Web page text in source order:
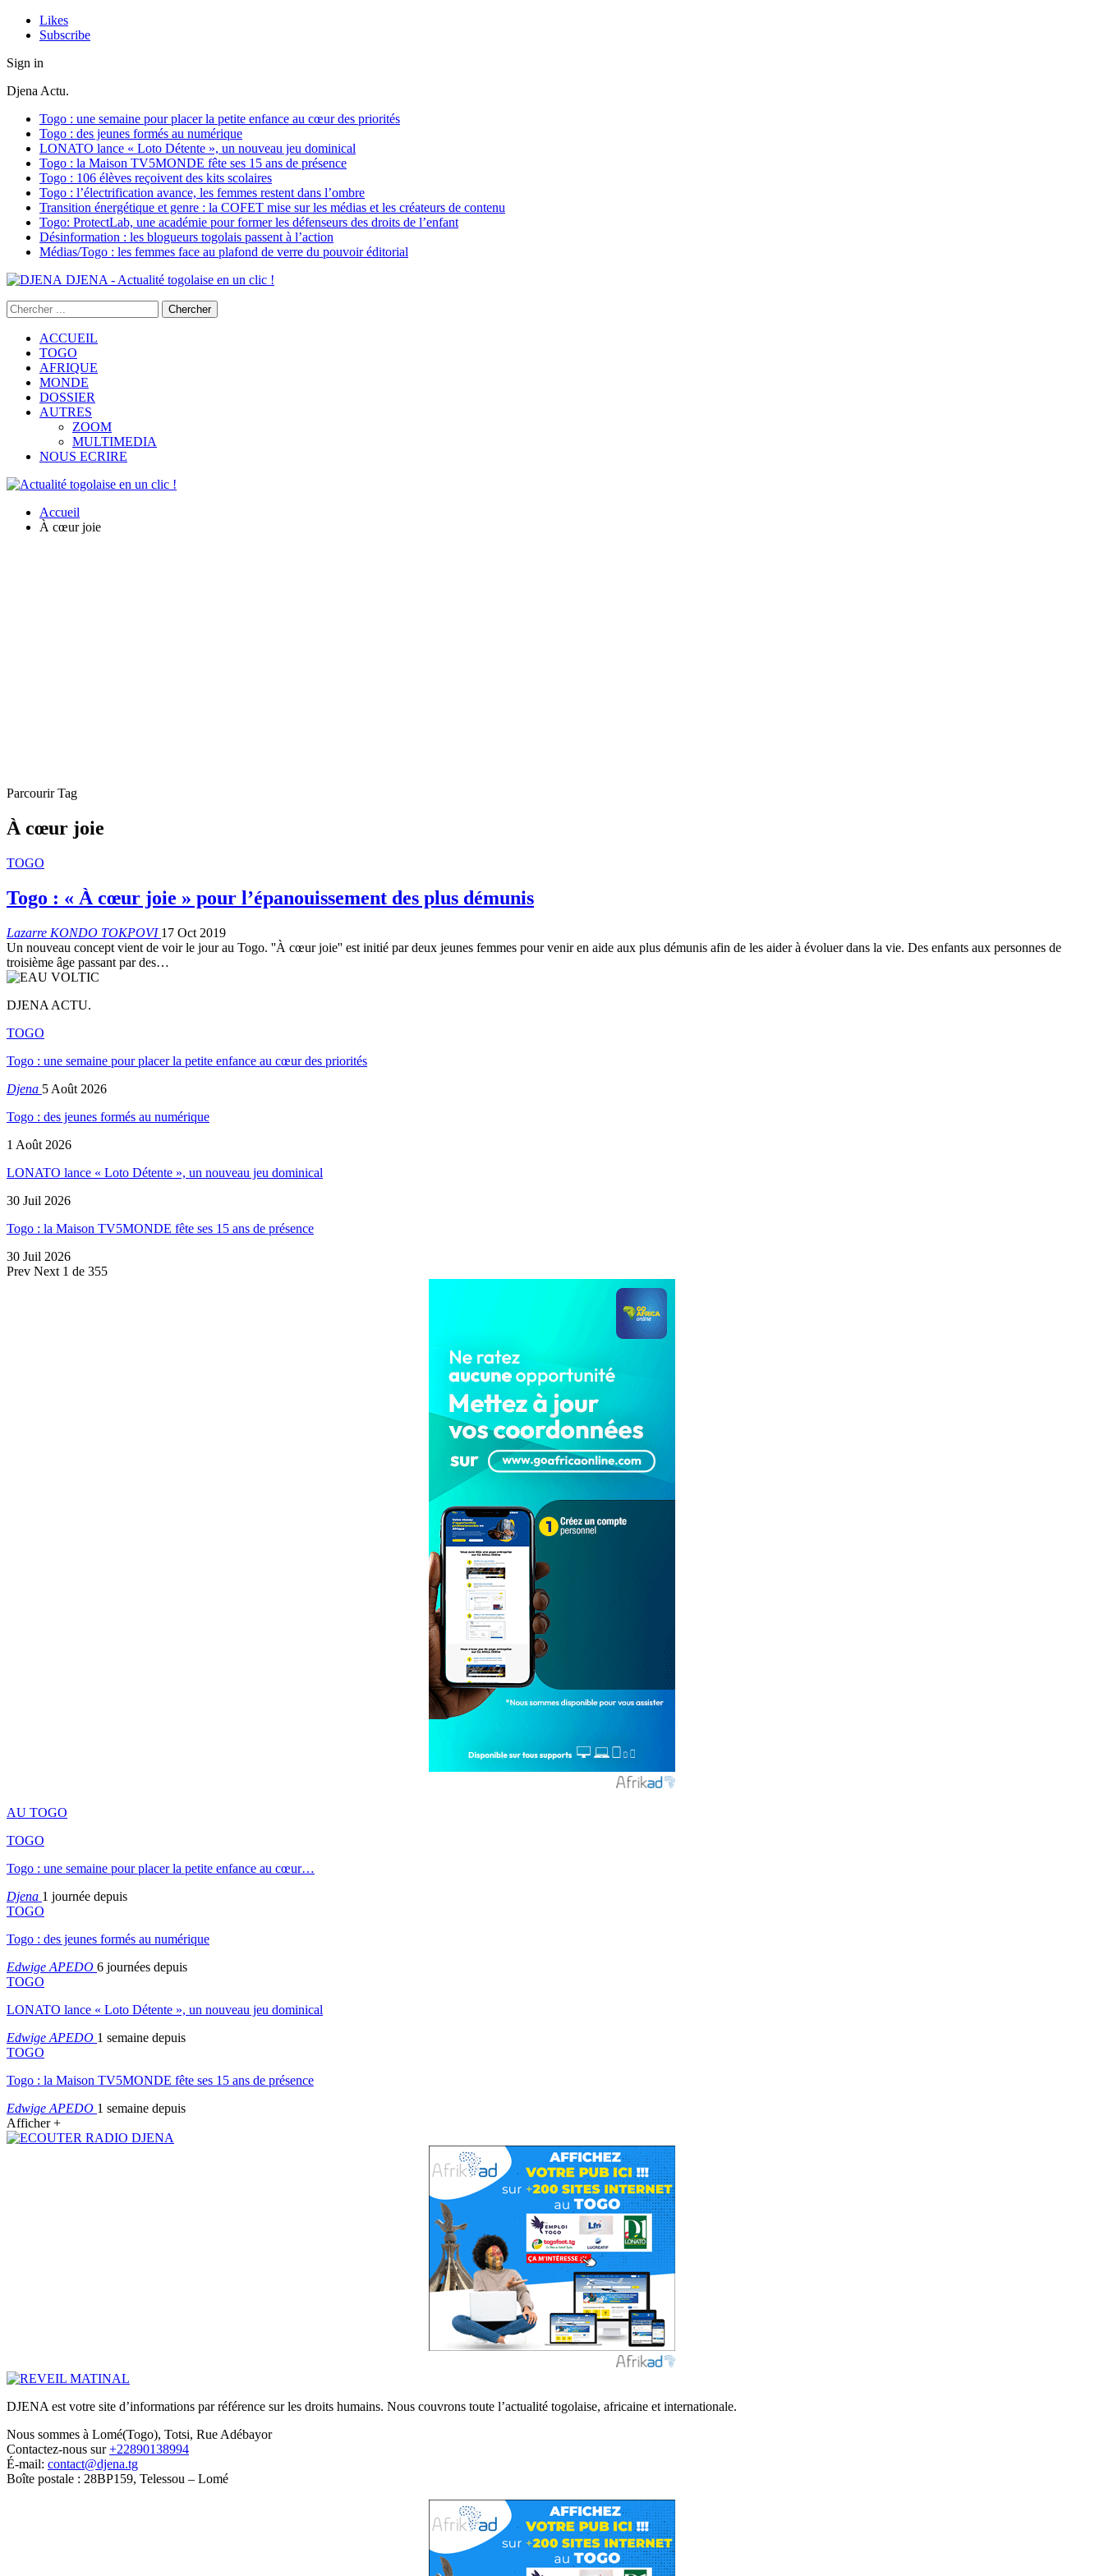
Likes
Subscribe
Sign in
Djena Actu.
Togo : une semaine pour placer la petite enfance au cœur des priorités
Togo : des jeunes formés au numérique
LONATO lance « Loto Détente », un nouveau jeu dominical
Togo : la Maison TV5MONDE fête ses 15 ans de présence
Togo : 106 élèves reçoivent des kits scolaires
Togo : l’électrification avance, les femmes restent dans l’ombre
Transition énergétique et genre : la COFET mise sur les médias et les créateurs de contenu
Togo: ProtectLab, une académie pour former les défenseurs des droits de l’enfant
Désinformation : les blogueurs togolais passent à l’action
Médias/Togo : les femmes face au plafond de verre du pouvoir éditorial
DJENA - Actualité togolaise en un clic !
ACCUEIL
TOGO
AFRIQUE
MONDE
DOSSIER
AUTRES
ZOOM
MULTIMEDIA
NOUS ECRIRE
Accueil
À cœur joie
Parcourir Tag
À cœur joie
TOGO
Togo : « À cœur joie » pour l’épanouissement des plus démunis
Lazarre KONDO TOKPOVI 17 Oct 2019
Un nouveau concept vient de voir le jour au Togo. ''À cœur joie'' est initié par deux jeunes femmes pour venir en aide aux plus démunis afin de les aider à évoluer dans la vie. Des enfants aux personnes de
troisième âge passant par des…
DJENA ACTU.
TOGO
Togo : une semaine pour placer la petite enfance au cœur des priorités
Djena 5 Août 2026
Togo : des jeunes formés au numérique
1 Août 2026
LONATO lance « Loto Détente », un nouveau jeu dominical
30 Juil 2026
Togo : la Maison TV5MONDE fête ses 15 ans de présence
30 Juil 2026
Prev Next 1 de 355
AU TOGO
TOGO
Togo : une semaine pour placer la petite enfance au cœur…
Djena 1 journée depuis
TOGO
Togo : des jeunes formés au numérique
Edwige APEDO 6 journées depuis
TOGO
LONATO lance « Loto Détente », un nouveau jeu dominical
Edwige APEDO 1 semaine depuis
TOGO
Togo : la Maison TV5MONDE fête ses 15 ans de présence
Edwige APEDO 1 semaine depuis
Afficher +
DJENA est votre site d’informations par référence sur les droits humains. Nous couvrons toute l’actualité togolaise, africaine et internationale.
Nous sommes à Lomé(Togo), Totsi, Rue Adébayor
Contactez-nous sur+22890138994
É-mail: contact@djena.tg
Boîte postale : 28BP159, Telessou – Lomé